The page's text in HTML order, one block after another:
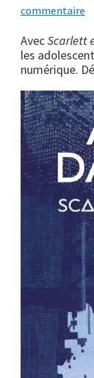
commentaire
AvecScarlett
les
numérique.